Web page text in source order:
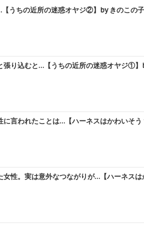
うちの近所の迷惑オヤジ②】by きのこの子
張り込むと…【うちの近所の迷惑オヤジ①
に言われたことは…【ハーネスはかわいそ
性。実は意外なつながりが…【ハーネス